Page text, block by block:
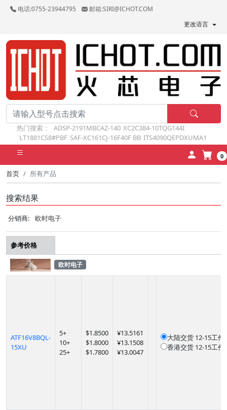
电话:0755-23944795
邮箱:SIRI@ICHOT.COM
更改语言
热门搜索： ADSP-2191MBCAZ-140 XC2C384-10TQG144I
LT1881CS8#PBF SAF-XC161CJ-16F40F BB ITS4090QEPDXUMA1
0
首页 所有产品
搜索结果
分销商: 欧时电子
参考价格
欧时电子
ATF16V8BQL-
15XU
5+
10+
25+
$1.8500
$1.8000
$1.7800
¥13.5161
¥13.1508
¥13.0047
大陆交货 12-15工作
香港交货 12-15工作